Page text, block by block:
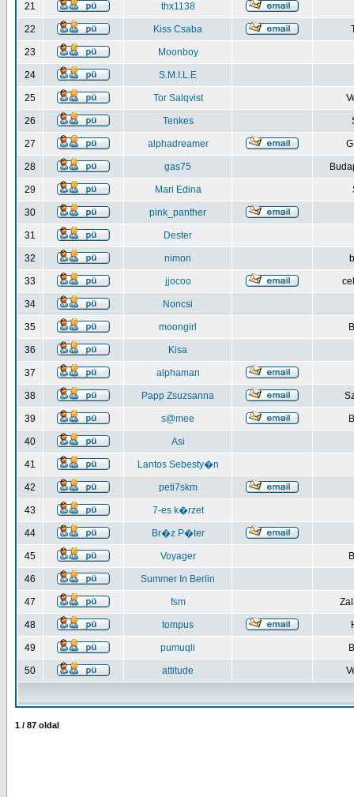
21 thx1138
22 Kiss Csaba
23 Moonboy
24 S.M.I.L.E
25 Tor Salqvist
26 Tenkes
27 alphadreamer
28 gas75
29 Mari Edina
30 pink_panther
31 Dester
32 nimon
33 jjocoo
34 Noncsi
35 moongirl
36 Kisa
37 alphaman
38 Papp Zsuzsanna
39 s@mee
40 Asi
41 Lantos Sebesty�n
42 peti7skm
43 7-es k�rzet
44 Br�z P�ter
45 Voyager
46 Summer In Berlin
47 fsm
48 tompus
49 pumuqli
50 attitude
1 / 87 oldal